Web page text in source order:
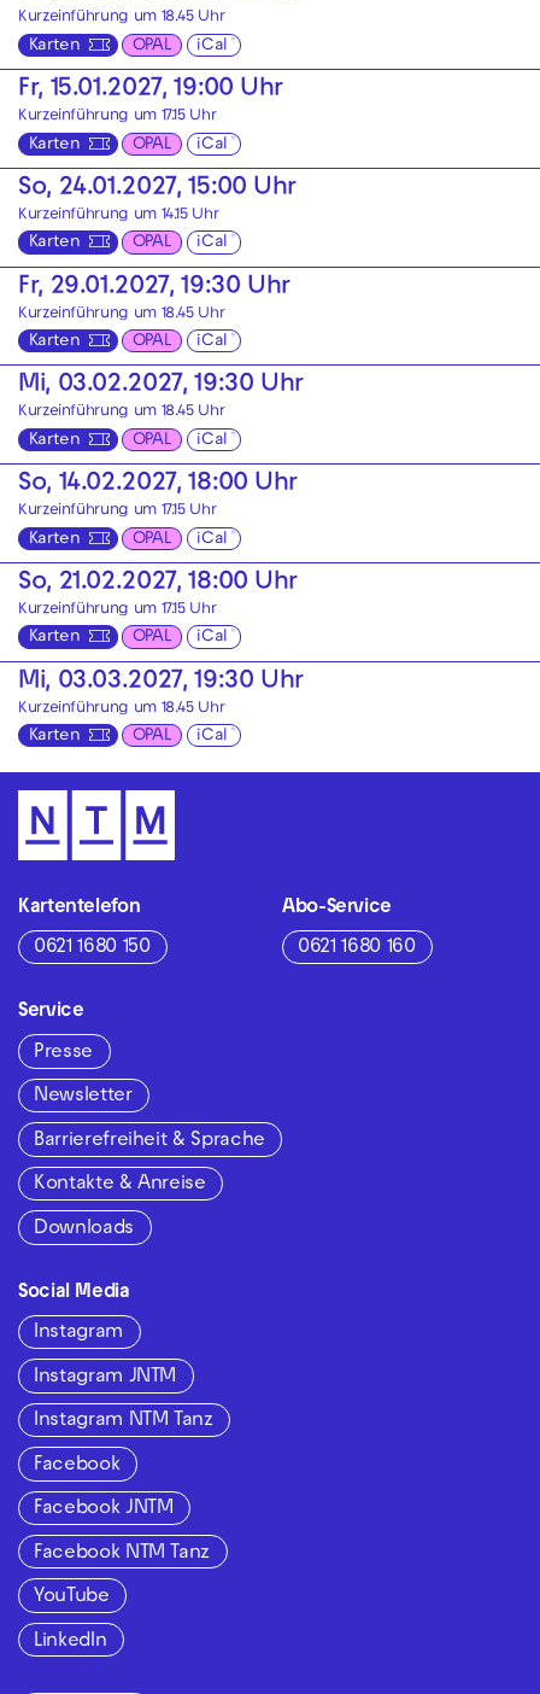
Kurzeinführung um 18.45 Uhr
Karten OPAL iCal
Fr, 15.01.2027, 19:00 Uhr
Kurzeinführung um 17.15 Uhr
Karten OPAL iCal
So, 24.01.2027, 15:00 Uhr
Kurzeinführung um 14.15 Uhr
Karten OPAL iCal
Fr, 29.01.2027, 19:30 Uhr
Kurzeinführung um 18.45 Uhr
Karten OPAL iCal
Mi, 03.02.2027, 19:30 Uhr
Kurzeinführung um 18.45 Uhr
Karten OPAL iCal
So, 14.02.2027, 18:00 Uhr
Kurzeinführung um 17.15 Uhr
Karten OPAL iCal
So, 21.02.2027, 18:00 Uhr
Kurzeinführung um 17.15 Uhr
Karten OPAL iCal
Mi, 03.03.2027, 19:30 Uhr
Kurzeinführung um 18.45 Uhr
Karten OPAL iCal
Kartentelefon
0621 1680 150
Abo-Service
0621 1680 160
Service
Presse
Newsletter
Barrierefreiheit & Sprache
Kontakte & Anreise
Downloads
Social Media
Instagram
Instagram JNTM
Instagram NTM Tanz
Facebook
Facebook JNTM
Facebook NTM Tanz
YouTube
LinkedIn